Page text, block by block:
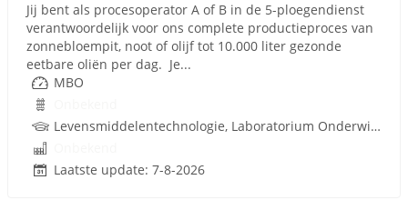
Jij bent als procesoperator A of B in de 5-ploegendienst
verantwoordelijk voor ons complete productieproces van
zonnebloempit, noot of olijf tot 10.000 liter gezonde
eetbare oliën per dag. Je...
MBO
Levensmiddelentechnologie, Laboratorium Onderwijs, Procestechnologie
Laatste update: 7-8-2026